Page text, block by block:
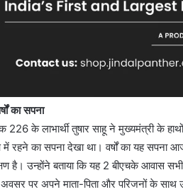
का सपना
226 के लाभार्थी तुषार साहू ने मुख्यमंत्री के
में रहने का सपना देखा था। वर्षों का यह सपना
है। उन्होंने बताया कि यह 2 बीएचके आवास
पर अपने माता-पिता और परिजनों के